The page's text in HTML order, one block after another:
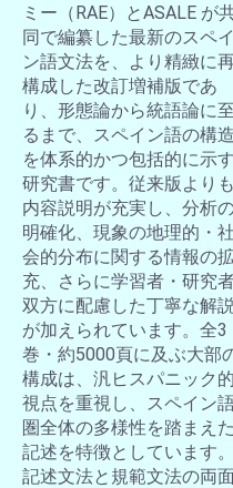
ミー（RAE）とASALE が
同で編纂した最新のスペイ
ン語文法を、より精緻に
構成した改訂増補版であ
り、形態論から統語論に至
るまで、スペイン語の構造
を体系的かつ包括的に示す
研究書です。従来版よりも
内容説明が充実し、分析
明確化、現象の地理的・社
会的分布に関する情報の
充、さらに学習者・研究
双方に配慮した丁寧な解
が加えられています。全3
巻・約5000頁に及ぶ大部
構成は、汎ヒスパニック的
視点を重視し、スペイン
圏全体の多様性を踏まえた
記述を特徴としています。
記述文法と規範文法の両